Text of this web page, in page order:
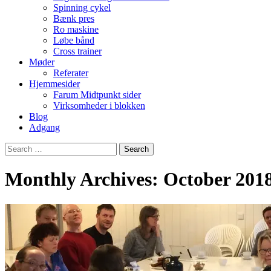
Spinning cykel
Bænk pres
Ro maskine
Løbe bånd
Cross trainer
Møder
Referater
Hjemmesider
Farum Midtpunkt sider
Virksomheder i blokken
Blog
Adgang
Search
for:
Monthly Archives: October